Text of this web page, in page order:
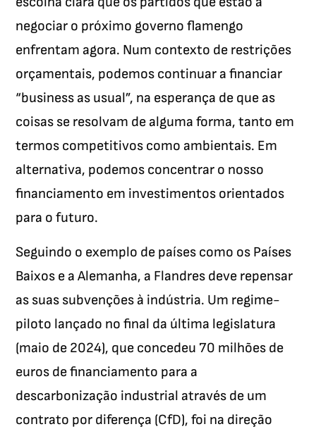
negociar o próximo governo flamengo
enfrentam agora. Num contexto de restrições
orçamentais, podemos continuar a financiar
“business as usual”, na esperança de que as
coisas se resolvam de alguma forma, tanto em
termos competitivos como ambientais. Em
alternativa, podemos concentrar o nosso
financiamento em investimentos orientados
para o futuro.
Seguindo o exemplo de países como os Países
Baixos e a Alemanha, a Flandres deve repensar
as suas subvenções à indústria. Um regime-
piloto lançado no final da última legislatura
(maio de 2024), que concedeu 70 milhões de
euros de financiamento para a
descarbonização industrial através de um
contrato por diferença (CfD), foi na direção